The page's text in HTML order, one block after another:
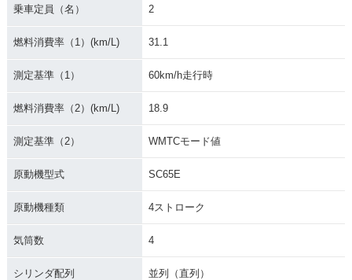
乗車定員（名） 2
燃料消費率（1）(km/L) 31.1
測定基準（1） 60km/h走行時
燃料消費率（2）(km/L) 18.9
測定基準（2） WMTCモード値
原動機型式 SC65E
原動機種類 4ストローク
気筒数 4
シリンダ配列 並列（直列）